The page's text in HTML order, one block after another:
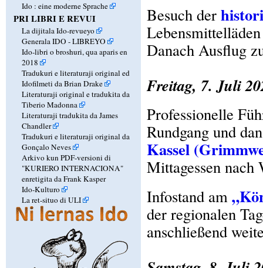
Ido : eine moderne Sprache
PRI LIBRI E REVUI
La dijitala Ido-revueyo
Generala IDO - LIBREYO
Ido-libri o broshuri, qua aparis en
2018
Tradukuri e literaturaji original ed
Idofilmeti da Brian Drake
Literaturaji original e tradukita da
Tiberio Madonna
Literaturaji tradukita da James
Chandler
Tradukuri e literaturaji original da
Gonçalo Neves
Arkivo kun PDF-versioni di
"KURIERO INTERNACIONA"
enretigita da Frank Kasper
Ido-Kulturo
La ret-situo di ULI
Besuch der
Danach Ausflug
Freitag, 7. Juli
Professionelle
Rundgang und
Kassel
Mittagessen nach
Infostand am
der regionalen
anschließend